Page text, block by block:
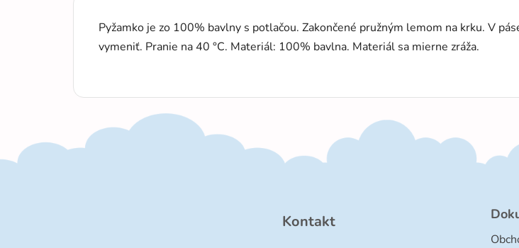
Pyžamko je zo 100% bavlny s potlačou. Zakončené pružným lemom na krku. V
vymeniť. Pranie na 40 °C. Materiál: 100% bavlna. Materiál sa mierne zráža.
Kontakt